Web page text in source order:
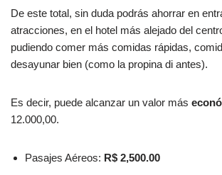
De este total, sin duda podrás ahorrar en
atracciones, en el hotel más alejado del
pudiendo comer más comidas rápidas,
desayunar bien (como la propina di antes).
Es decir, puede alcanzar un valor más
12.000,00.
Pasajes Aéreos: R$ 2,500.00